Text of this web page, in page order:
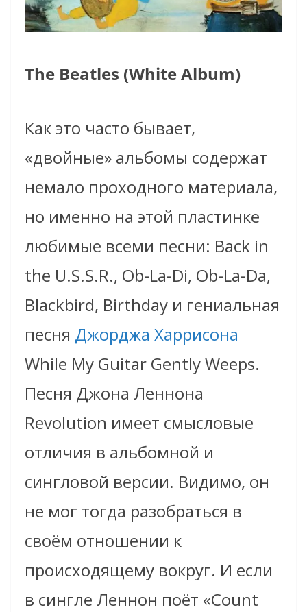
The Beatles (White Album)
Как это часто бывает,
«двойные» альбомы содержат
немало проходного материала,
но именно на этой пластинке
любимые всеми песни: Back in
the U.S.S.R., Ob-La-Di, Ob-La-Da,
Blackbird, Birthday и гениальная
песня Джорджа Харрисона
While My Guitar Gently Weeps.
Песня Джона Леннона
Revolution имеет смысловые
отличия в альбомной и
сингловой версии. Видимо, он
не мог тогда разобраться в
своём отношении к
происходящему вокруг. И если
в сингле Леннон поёт «Count